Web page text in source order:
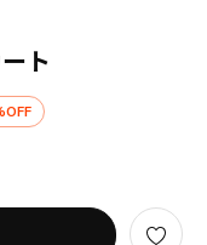
ト